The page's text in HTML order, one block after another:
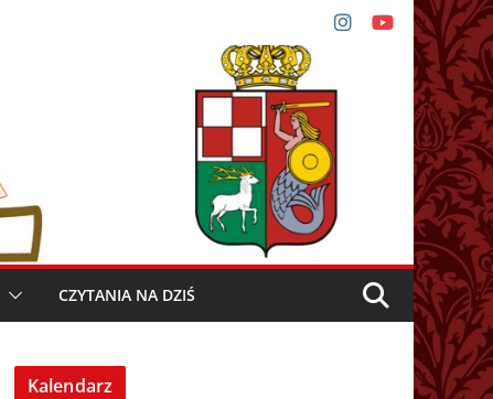
CZYTANIA NA DZIŚ
Kalendarz